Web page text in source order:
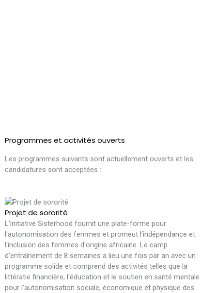
Programmes et activités ouverts
Les programmes suivants sont actuellement ouverts et les
candidatures sont acceptées :
Projet de sororité
L'initiative Sisterhood fournit une plate-forme pour
l'autonomisation des femmes et promeut l'indépendance et
l'inclusion des femmes d'origine africaine. Le camp
d'entraînement de 8 semaines a lieu une fois par an avec un
programme solide et comprend des activités telles que la
littératie financière, l'éducation et le soutien en santé mentale
pour l'autonomisation sociale, économique et physique des